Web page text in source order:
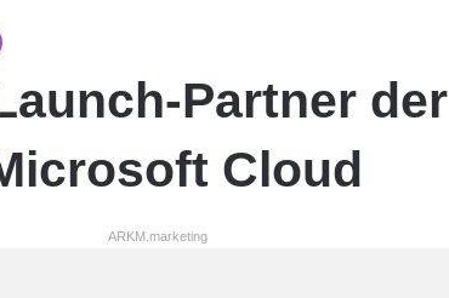
Partner der
Cloud
ARKM.marketing